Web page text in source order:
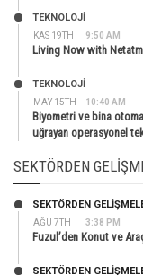
KAS 19TH 9:50 AM
TEKNOLOJİ
Living Now with
MAY 15TH 10:40 AM
TEKNOLOJİ
Biyometri ve bina
uğrayan operasyonel
SEKTÖRDEN
AĞU 7TH 3:38 PM
SEKTÖRDEN
Fuzul’den Konut ve
SEKTÖRDEN